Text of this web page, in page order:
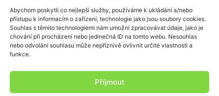
Abychom poskytli co nejlepší služby, používáme k ukládání a/nebo
přístupu k informacím o zařízení, technologie jako jsou soubory cookies.
Souhlas s těmito technologiemi nám umožní zpracovávat údaje, jako je
chování při procházení nebo jedinečná ID na tomto webu. Nesouhlas
nebo odvolání souhlasu může nepříznivě ovlivnit určité vlastnosti a
funkce.
Příjmout